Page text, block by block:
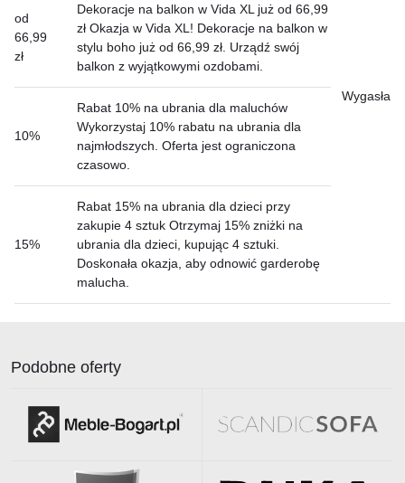
Wygasła
od
66,99
zł
Dekoracje na balkon w Vida XL już od 66,99
zł Okazja w Vida XL! Dekoracje na balkon w
stylu boho już od 66,99 zł. Urządź swój
balkon z wyjątkowymi ozdobami.
10%
Rabat 10% na ubrania dla maluchów
Wykorzystaj 10% rabatu na ubrania dla
najmłodszych. Oferta jest ograniczona
czasowo.
15%
Rabat 15% na ubrania dla dzieci przy
zakupie 4 sztuk Otrzymaj 15% zniżki na
ubrania dla dzieci, kupując 4 sztuki.
Doskonała okazja, aby odnowić garderobę
malucha.
Podobne oferty